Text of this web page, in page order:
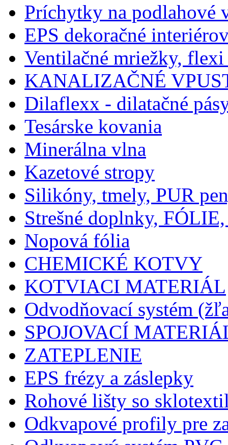
Príchytky na podlahové
EPS dekoračné
Ventilačné mriežky,
KANALIZAČNÉ
Dilaflexx - dilatačné
Tesárske kovania
Minerálna vlna
Kazetové stropy
Silikóny, tmely, PUR
Strešné doplnky,
Nopová fólia
CHEMICKÉ KOTVY
KOTVIACI MATERIÁL
Odvodňovací systém
SPOJOVACÍ
ZATEPLENIE
EPS frézy a záslepky
Rohové lišty so
Odkvapové profily pre